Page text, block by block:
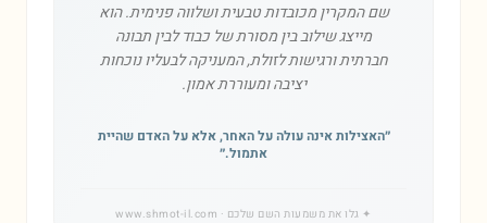
שם המקרין מכובדות טבעית ושלווה פנימית. הוא
מייצג שילוב בין מסורת של כבוד לבין תבונה
חברתית ורגישות לזולת, המעניקה לבעליו נוכחות
יציבה ומעוררת אמון.
״האצילות אינה עולה על האחר, אלא על האדם שהיית
אתמול.״
✦ גלו את משמעות השם שלכם · www.shmot-il.com